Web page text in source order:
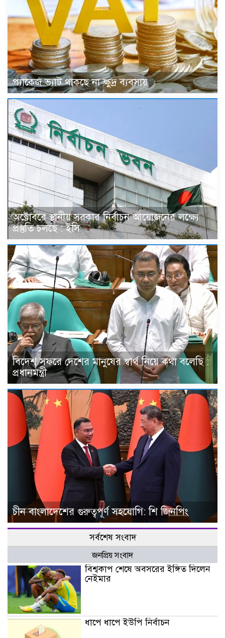
প্যাকেজ ভ্যাট থাকছে না ক্ষুদ্র ব্যবসায়
অক্টোবরে স্থানীয় সরকার নির্বাচন আয়োজনের লক্ষ্যে
প্রস্তুতি চলছে : ইসি
বিদেশ সফরে দেশের মানুষের স্বার্থ নিয়ে কথা বলেছি :
প্রধানমন্ত্রী
চীন বাংলাদেশের গুরুত্বপূর্ণ সহযোগি: শি জিনপিং
সর্বশেষ সংবাদ
জনপ্রিয় সংবাদ
বিশ্বকাপ শেষে অবসরের ইঙ্গিত দিলেন
নেইমার
ধাপে ধাপে ইউপি নির্বাচন